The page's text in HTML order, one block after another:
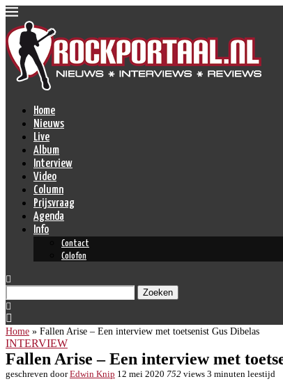
Home
Nieuws
Live
Album
Interview
Video
Column
Prijsvraag
Agenda
Info
Contact
Colofon
Zoeken
Home » Fallen Arise – Een interview met toetsenist Gus Dibelas
INTERVIEW
Fallen Arise – Een interview met
geschreven doorEdwin Knip 12 mei 2020 752 views 3 minuten leestijd